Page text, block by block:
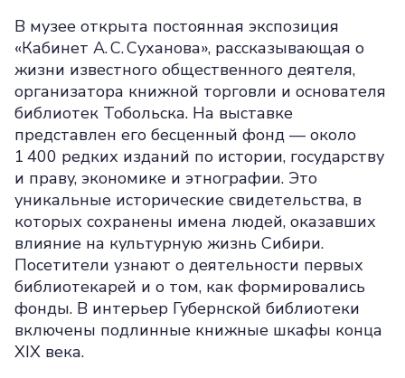
В музее открыта постоянная экспозиция
«Кабинет А. С. Суханова», рассказывающая о
жизни известного общественного деятеля,
организатора книжной торговли и основателя
библиотек Тобольска. На выставке
представлен его бесценный фонд — около
1 400 редких изданий по истории, государству
и праву, экономике и этнографии. Это
уникальные исторические свидетельства, в
которых сохранены имена людей, оказавших
влияние на культурную жизнь Сибири.
Посетители узнают о деятельности первых
библиотекарей и о том, как формировались
фонды. В интерьер Губернской библиотеки
включены подлинные книжные шкафы конца
XIX века.